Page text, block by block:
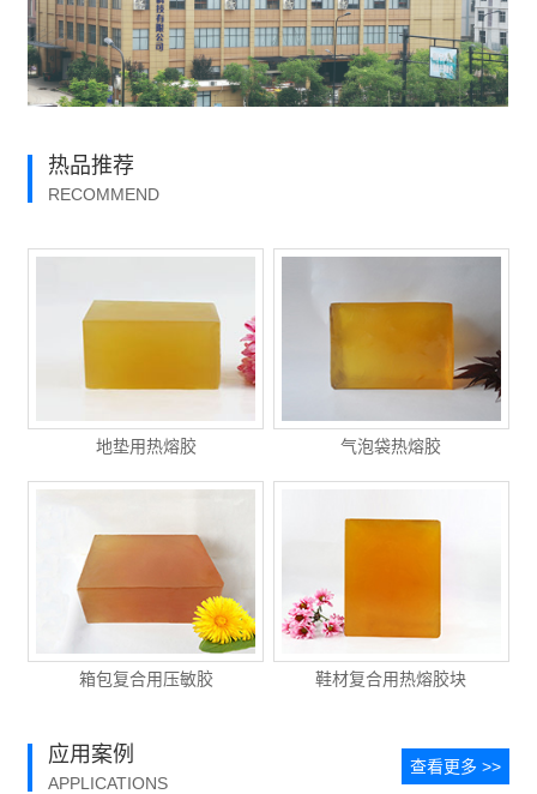
热品推荐
RECOMMEND
地垫用热熔胶 气泡袋热熔胶
箱包复合用压敏胶 鞋材复合用热熔胶块
应用案例
APPLICATIONS
查看更多 >>